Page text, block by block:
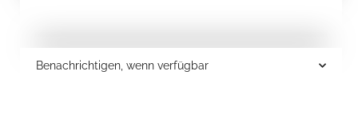
Benachrichtigen, wenn verfügbar